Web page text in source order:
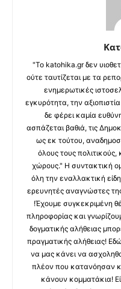
"Το katohika.gr δεν
ούτε ταυτίζεται με τα
ενημερωτικές
εγκυρότητα, την
δε φέρει καμία
ασπάζεται βαθιά, τις
ως εκ τούτου,
όλους τους πολιτικούς,
χώρους." Η συντακτική
όλη την εναλλακτική
ερευνητές αναγνώστες
!Έχουμε συγκεκριμένη
πληροφορίας και
δογματικής αλήθειας
πραγματικής αλήθειας!
να μας κάνει να
πλέον που κατανόησαν
κάνουν κομματάκια!